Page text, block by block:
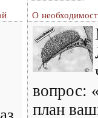
О
вопрос:
план